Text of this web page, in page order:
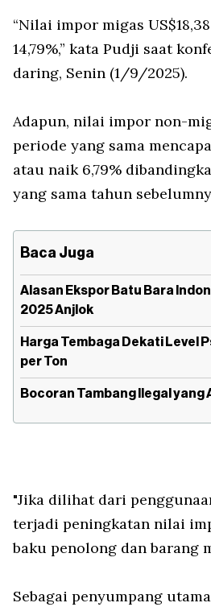
“Nilai impor migas
14,79%,” kata Pudji saat
daring, Senin (1/9/2025).
Adapun, nilai impor non-
periode yang sama
atau naik 6,79%
yang sama tahun
Baca Juga
Alasan Ekspor Batu Bara
2025 Anjlok
Harga Tembaga Dekati Level
per Ton
Bocoran Tambang Ilegal yang
"Jika dilihat dari
terjadi peningkatan nilai
baku penolong dan barang
Sebagai penyumpang